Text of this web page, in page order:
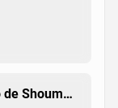
de Shoumei